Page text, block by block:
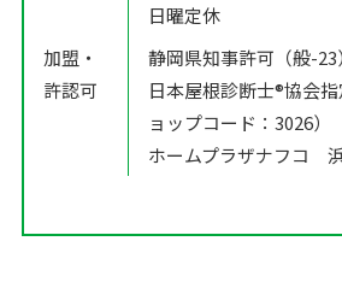
日曜定休
加盟・
許認可
静岡県知事許可（般-23
日本屋根診断士®️協会
ョップコード：3026）
ホームプラザナフコ